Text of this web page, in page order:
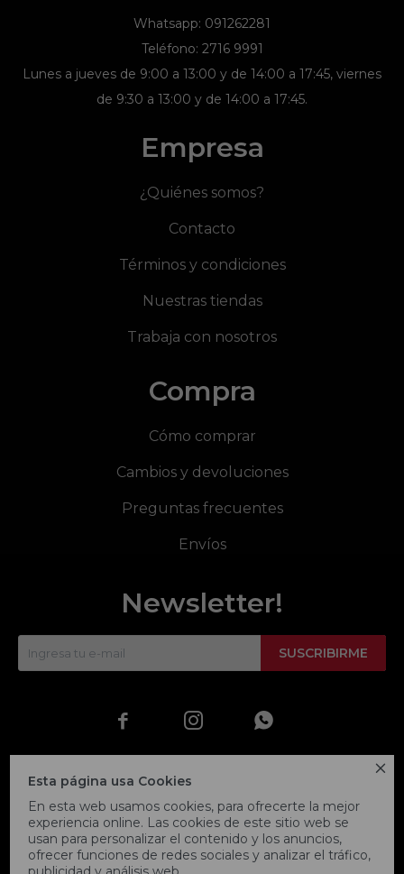

Esta página usa Cookies
En esta web usamos cookies, para ofrecerte la mejor
experiencia online. Las cookies de este sitio web se
usan para personalizar el contenido y los anuncios,
ofrecer funciones de redes sociales y analizar el tráfico,
Whatsapp: 091262281
Teléfono: 2716 9991
Lunes a jueves de 9:00 a 13:00 y de 14:00 a 17:45, viernes
de 9:30 a 13:00 y de 14:00 a 17:45.
Empresa
¿Quiénes somos?
Contacto
Términos y condiciones
Nuestras tiendas
Trabaja con nosotros
Compra
Cómo comprar
Cambios y devoluciones
Preguntas frecuentes
Envíos
Newsletter!
SUSCRIBIRME
  